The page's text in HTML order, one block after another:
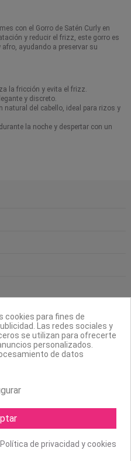
con el Gorro de Satén Curly en
y reducir el frizz, este gorro es
ayudando a preservar su
la fricción y evita el frizz.
y discreto.
natural del cabello, ideal para rizos y
la noche y despertar con un
cookies para fines de
Las redes sociales y
se utilizan para ofrecerte
personalizados.
de datos
Política de privacidad y cookies